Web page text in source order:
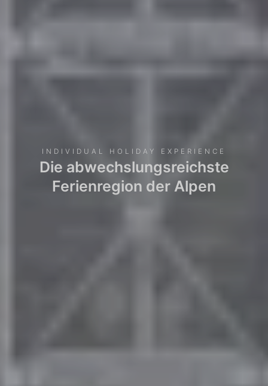
INDIVIDUAL HOLIDAY EXPERIENCE
Die abwechslungsreichste
Ferienregion der Alpen